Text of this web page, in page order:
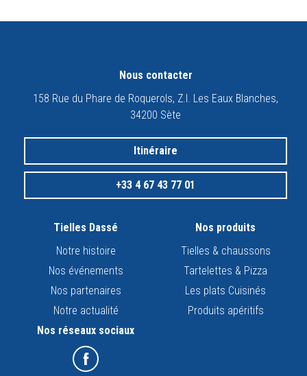
Nous contacter
158 Rue du Phare de Roquerols, Z.I. Les Eaux Blanches,
34200 Sète
Itinéraire
+33 4 67 43 77 01
Tielles Dassé
Notre histoire
Nos événements
Nos partenaires
Notre actualité
Nos produits
Tielles & chaussons
Tartelettes & Pizza
Les plats Cuisinés
Produits apéritifs
Nos réseaux sociaux